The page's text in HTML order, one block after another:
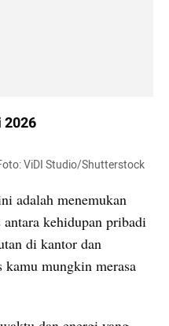
2026
ViDI Studio/Shutterstock
adalah menemukan
kehidupan pribadi
di kantor dan
kamu mungkin merasa